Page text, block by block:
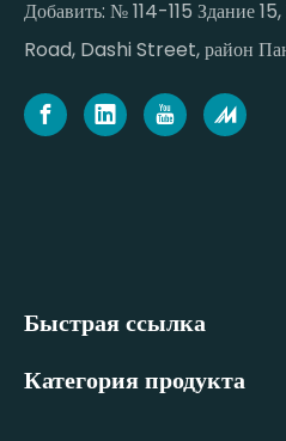
Добавить: № 114-115 Здание
Road, Dashi Street, район
Быстрая ссылка
Категория продукта